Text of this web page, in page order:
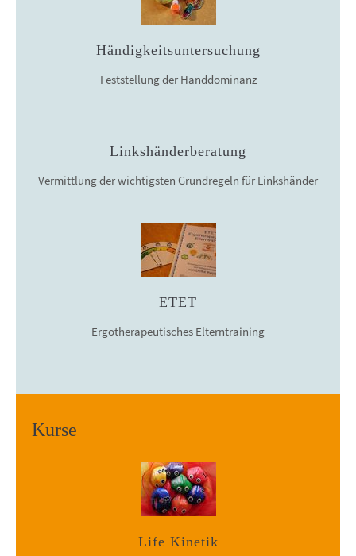
Händigkeitsuntersuchung
Feststellung der Handdominanz
Linkshänderberatung
Vermittlung der wichtigsten Grundregeln für Linkshänder
ETET
Ergotherapeutisches Elterntraining
Kurse
Life Kinetik